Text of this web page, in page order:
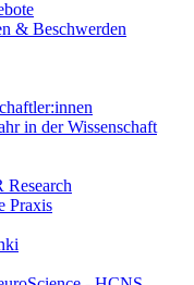
& Beschwerden
in der Wissenschaft
Research
Praxis